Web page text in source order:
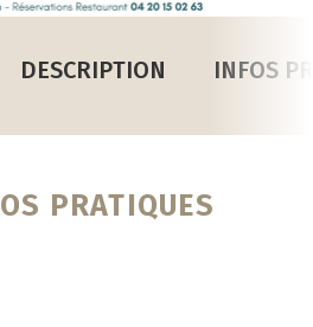
DESCRIPTION INFOS
PRATIQUES